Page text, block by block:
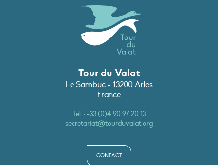
Tour du Valat
Le Sambuc - 13200 Arles
France
Tél. :+33 (0)4 90 97 20 13
secretariat@tourduvalat.org
CONTACT